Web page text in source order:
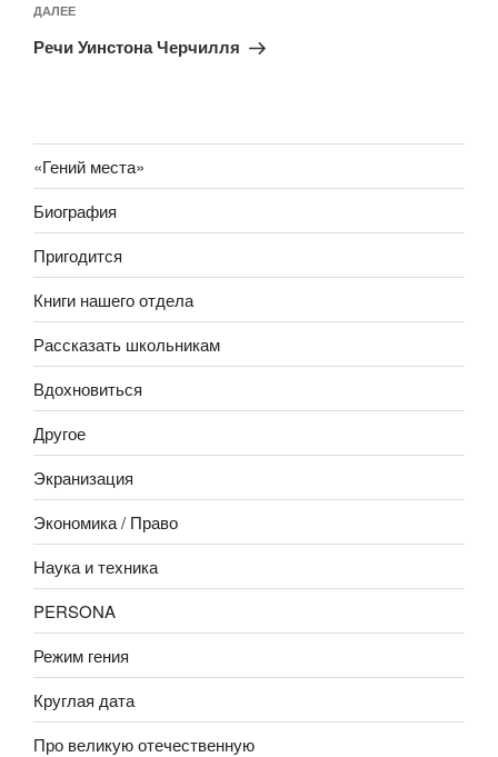
Следующая
запись
ДАЛЕЕ
Речи Уинстона Черчилля
«Гений места»
Биография
Пригодится
Книги нашего отдела
Рассказать школьникам
Вдохновиться
Другое
Экранизация
Экономика / Право
Наука и техника
PERSONA
Режим гения
Круглая дата
Про великую отечественную